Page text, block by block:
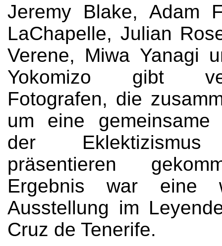
Jeremy Blake, Adam
LaChapelle, Julian
Verene, Miwa Yanagi
Yokomizo gibt
Fotografen, die
um eine
der Eklektizismus
präsentieren
Ergebnis war eine
Ausstellung im
Cruz de Tenerife.